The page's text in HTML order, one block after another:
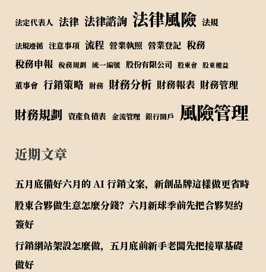
法定代表人 法律 法律諮詢 法律風險 法規
法規遵循 注意事項 流程 營業執照 營業登記 稅務
稅務申報 稅務規劃 統一編號 股份有限公司 股東會 股東權益
董事會 行銷策略 財務 財務分析 財務報表 財務管理
財務規劃 資產負債表 金流管理 銀行開戶 風險管理
近期文章
五月底備好六月的 AI 行銷文案，新創品牌這樣做更省時
股東合夥做生意怎麼分錢？六月新球季前先把合夥契約
簽好
行銷網站架設怎麼做，五月底前新手老闆先把接單基礎
做好